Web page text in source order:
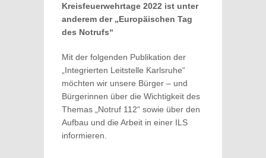
Kreisfeuerwehrtage 2022 ist unter
anderem der „Europäischen Tag
des Notrufs“
Mit der folgenden Publikation der
„Integrierten Leitstelle Karlsruhe“
möchten wir unsere Bürger – und
Bürgerinnen über die Wichtigkeit des
Themas „Notruf 112“ sowie über den
Aufbau und die Arbeit in einer ILS
informieren.